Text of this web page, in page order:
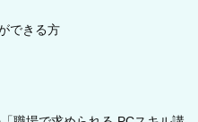
できる方